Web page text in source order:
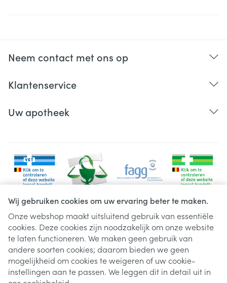
Wij gebruiken cookies om uw ervaring beter te maken.
Onze webshop maakt uitsluitend gebruik van essentiële
cookies. Deze cookies zijn noodzakelijk om onze website
te laten functioneren. We maken geen gebruik van
andere soorten cookies; daarom bieden we geen
mogelijkheid om cookies te weigeren of uw cookie-
instellingen aan te passen. We leggen dit in detail uit in
Neem contact met ons op
Klantenservice
Uw apotheek
Juridische links